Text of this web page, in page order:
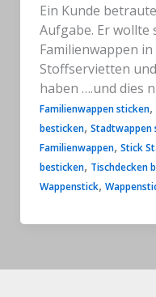
Ein Kunde
Aufgabe. Er wollte
Familienwappen
Stoffservietten
haben ….und dies
Familienwappen sticken,
besticken, Stadtwappen
Familienwappen, Stick
besticken, Tischdecken
Wappenstick,